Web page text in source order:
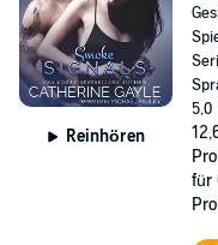
Reinhören
5,0
für